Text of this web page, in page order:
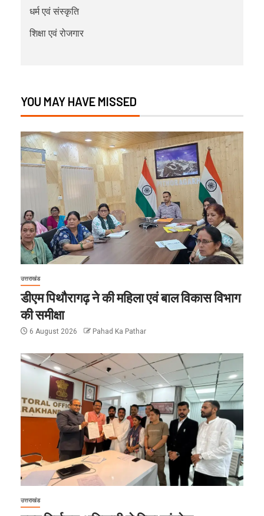
धर्म एवं संस्कृति
शिक्षा एवं रोजगार
YOU MAY HAVE MISSED
उत्तराखंड
डीएम पिथौरागढ़ ने की महिला एवं बाल विकास विभाग
की समीक्षा
6 August 2026 Pahad Ka Pathar
उत्तराखंड